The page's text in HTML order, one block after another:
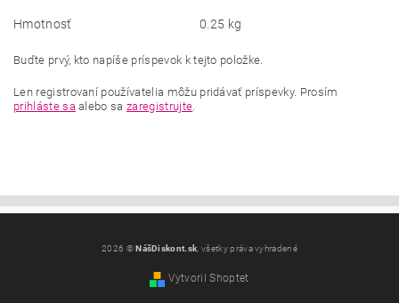
Hmotnosť 0.25 kg
Buďte prvý, kto napíše príspevok k tejto položke.
Len registrovaní používatelia môžu pridávať príspevky. Prosím
prihláste sa alebo sazaregistrujte.
2026 ©NášDiskont.sk , všetky práva vyhradené
Vytvoril Shoptet